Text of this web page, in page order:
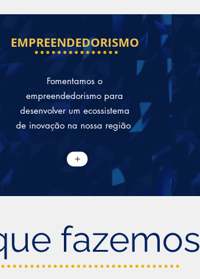
EMPREENDEDORISMO
Fomentamos o
empreendedorismo para
desenvolver um ecossistema
de inovação na nossa região
+
fazemos